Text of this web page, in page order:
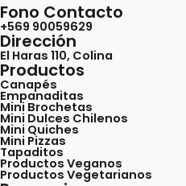
Fono Contacto
+569 90059629
Dirección
El Haras 110, Colina
Productos
Canapés
Empanaditas
Mini Brochetas
Mini Dulces Chilenos
Mini Quiches
Mini Pizzas
Tapaditos
Productos Veganos
Productos Vegetarianos